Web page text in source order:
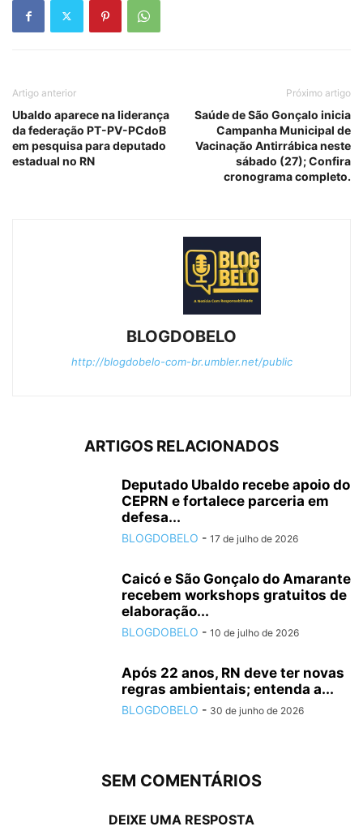
Artigo anterior
Ubaldo aparece na liderança
da federação PT-PV-PCdoB
em pesquisa para deputado
estadual no RN
Próximo artigo
Saúde de São Gonçalo inicia
Campanha Municipal de
Vacinação Antirrábica neste
sábado (27); Confira
cronograma completo.
BLOGDOBELO
http://blogdobelo-com-br.umbler.net/public
ARTIGOS RELACIONADOS
Deputado Ubaldo recebe apoio do
CEPRN e fortalece parceria em
defesa...
BLOGDOBELO - 17 de julho de 2026
Caicó e São Gonçalo do Amarante
recebem workshops gratuitos de
elaboração...
BLOGDOBELO - 10 de julho de 2026
Após 22 anos, RN deve ter novas
regras ambientais; entenda a...
BLOGDOBELO - 30 de junho de 2026
SEM COMENTÁRIOS
DEIXE UMA RESPOSTA